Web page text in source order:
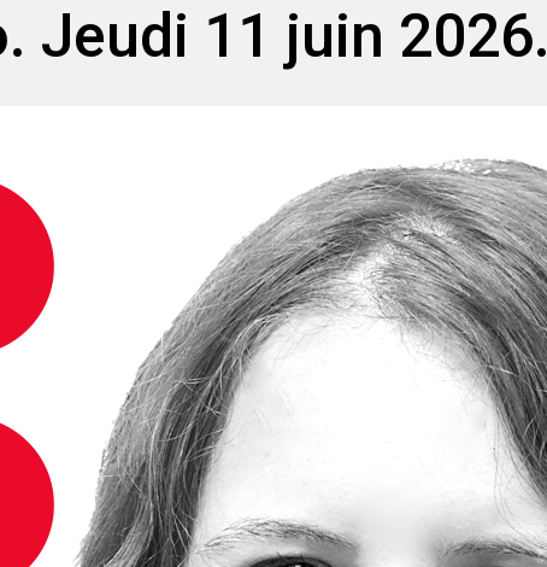
Jeudi 11 juin 2026.